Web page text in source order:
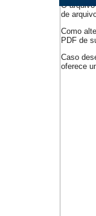
O
de
Como
PDF de
Caso
oferece